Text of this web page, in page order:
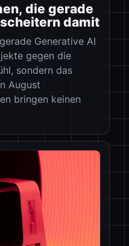
die gerade
damit
Generative AI
gegen die
sondern das
August
bringen keinen